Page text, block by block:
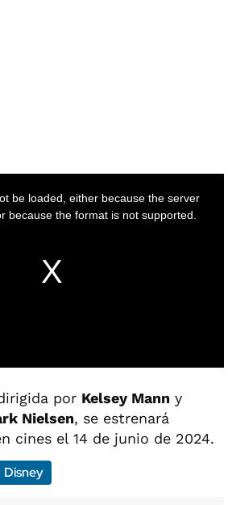
por Kelsey Mann y
Nielsen, se estrenará
cines el 14 de junio de 2024.
Disney